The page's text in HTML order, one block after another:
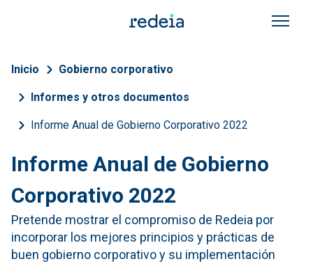
Sobrescribir enlaces de
Inicio Gobierno corporativo
Informes y otros documentos
Informe Anual de Gobierno Corporativo 2022
Informe Anual de Gobierno
Corporativo 2022
Pretende mostrar el compromiso de Redeia por
incorporar los mejores principios y prácticas de
buen gobierno corporativo y su implementación